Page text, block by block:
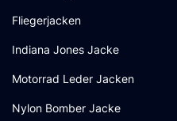
Fliegerjacken
Indiana Jones Jacke
Motorrad Leder Jacken
Nylon Bomber Jacke